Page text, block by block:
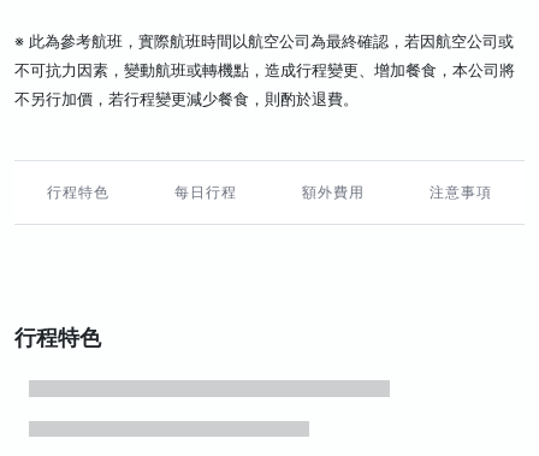
※ 此為參考航班，實際航班時間以航空公司為最終確認，若因航空公司或
不可抗力因素，變動航班或轉機點，造成行程變更、增加餐食，本公司將
不另行加價，若行程變更減少餐食，則酌於退費。
行程特色 每日行程 額外費用 注意事項
行程特色